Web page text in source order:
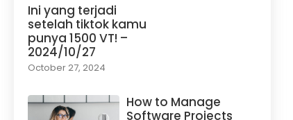
Ini yang terjadi
setelah tiktok kamu
punya 1500 VT! –
2024/10/27
October 27, 2024
How to Manage
Software Projects